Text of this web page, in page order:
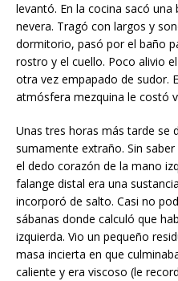
levantó. En la cocina sacó
nevera. Tragó con largos y
dormitorio, pasó por el baño
rostro y el cuello. Poco alivio
otra vez empapado de sudor.
atmósfera mezquina le costó
Unas tres horas más tarde se
sumamente extraño. Sin
el dedo corazón de la mano
falange distal era una
incorporó de salto. Casi no
sábanas donde calculó que
izquierda. Vio un pequeño
masa incierta en que
caliente y era viscoso (le